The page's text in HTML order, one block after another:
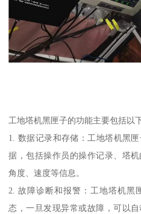
工地塔机黑匣子的功能主要包括以
1. 数据记录和存储：工地塔机黑
据，包括操作员的操作记录、塔
角度、速度等信息。
2. 故障诊断和报警：工地塔机黑
态，一旦发现异常或故障，可以